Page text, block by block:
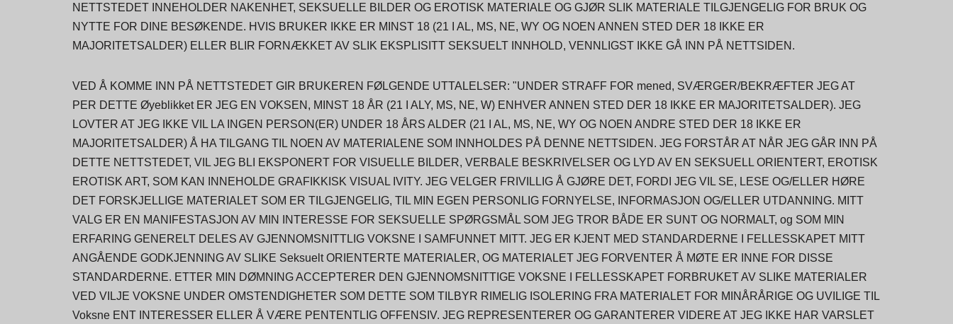
NETTSTEDET INNEHOLDER NAKENHET, SEKSUELLE BILDER OG EROTISK MATERIALE OG GJØR SLIK MATERIALE TILGJENGELIG FOR BRUK OG
NYTTE FOR DINE BESØKENDE. HVIS BRUKER IKKE ER MINST 18 (21 I AL, MS, NE, WY OG NOEN ANNEN STED DER 18 IKKE ER
MAJORITETSALDER) ELLER BLIR FORNÆKKET AV SLIK EKSPLISITT SEKSUELT INNHOLD, VENNLIGST IKKE GÅ INN PÅ NETTSIDEN.
VED Å KOMME INN PÅ NETTSTEDET GIR BRUKEREN FØLGENDE UTTALELSER: "UNDER STRAFF FOR mened, SVÆRGER/BEKRÆFTER JEG AT
PER DETTE Øyeblikket ER JEG EN VOKSEN, MINST 18 ÅR (21 I ALY, MS, NE, W) ENHVER ANNEN STED DER 18 IKKE ER MAJORITETSALDER). JEG
LOVTER AT JEG IKKE VIL LA INGEN PERSON(ER) UNDER 18 ÅRS ALDER (21 I AL, MS, NE, WY OG NOEN ANDRE STED DER 18 IKKE ER
MAJORITETSALDER) Å HA TILGANG TIL NOEN AV MATERIALENE SOM INNHOLDES PÅ DENNE NETTSIDEN. JEG FORSTÅR AT NÅR JEG GÅR INN PÅ
DETTE NETTSTEDET, VIL JEG BLI EKSPONERT FOR VISUELLE BILDER, VERBALE BESKRIVELSER OG LYD AV EN SEKSUELL ORIENTERT, EROTISK
EROTISK ART, SOM KAN INNEHOLDE GRAFIKKISK VISUAL IVITY. JEG VELGER FRIVILLIG Å GJØRE DET, FORDI JEG VIL SE, LESE OG/ELLER HØRE
DET FORSKJELLIGE MATERIALET SOM ER TILGJENGELIG, TIL MIN EGEN PERSONLIG FORNYELSE, INFORMASJON OG/ELLER UTDANNING. MITT
VALG ER EN MANIFESTASJON AV MIN INTERESSE FOR SEKSUELLE SPØRGSMÅL SOM JEG TROR BÅDE ER SUNT OG NORMALT, og SOM MIN
ERFARING GENERELT DELES AV GJENNOMSNITTLIG VOKSNE I SAMFUNNET MITT. JEG ER KJENT MED STANDARDERNE I FELLESSKAPET MITT
ANGÅENDE GODKJENNING AV SLIKE Seksuelt ORIENTERTE MATERIALER, OG MATERIALET JEG FORVENTER Å MØTE ER INNE FOR DISSE
STANDARDERNE. ETTER MIN DØMNING ACCEPTERER DEN GJENNOMSNITTIGE VOKSNE I FELLESSKAPET FORBRUKET AV SLIKE MATERIALER
VED VILJE VOKSNE UNDER OMSTENDIGHETER SOM DETTE SOM TILBYR RIMELIG ISOLERING FRA MATERIALET FOR MINÅRÅRIGE OG UVILIGE TIL
Voksne ENT INTERESSER ELLER Å VÆRE PENTENTLIG OFFENSIV. JEG REPRESENTERER OG GARANTERER VIDERE AT JEG IKKE HAR VARSLET